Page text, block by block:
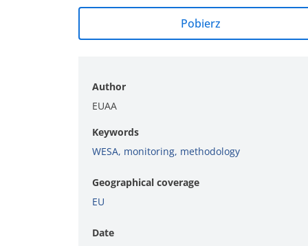
Pobierz
Author
EUAA
Keywords
WESA, monitoring, methodology
Geographical coverage
EU
Date